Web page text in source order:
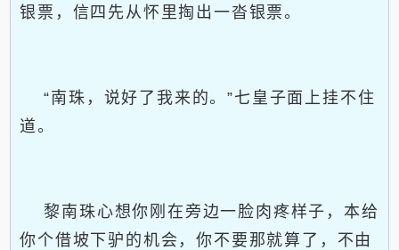
银票，信四先从怀里掏出一沓银票。
“南珠，说好了我来的。”七皇子面上挂不住
道。
黎南珠心想你刚在旁边一脸肉疼样子，本给
你个借坡下驴的机会，你不要那就算了，不由